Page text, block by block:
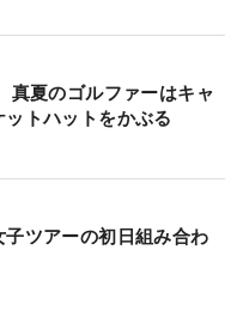
真夏のゴルファーはキャ
トハットをかぶる
ツアーの初日組み合わ